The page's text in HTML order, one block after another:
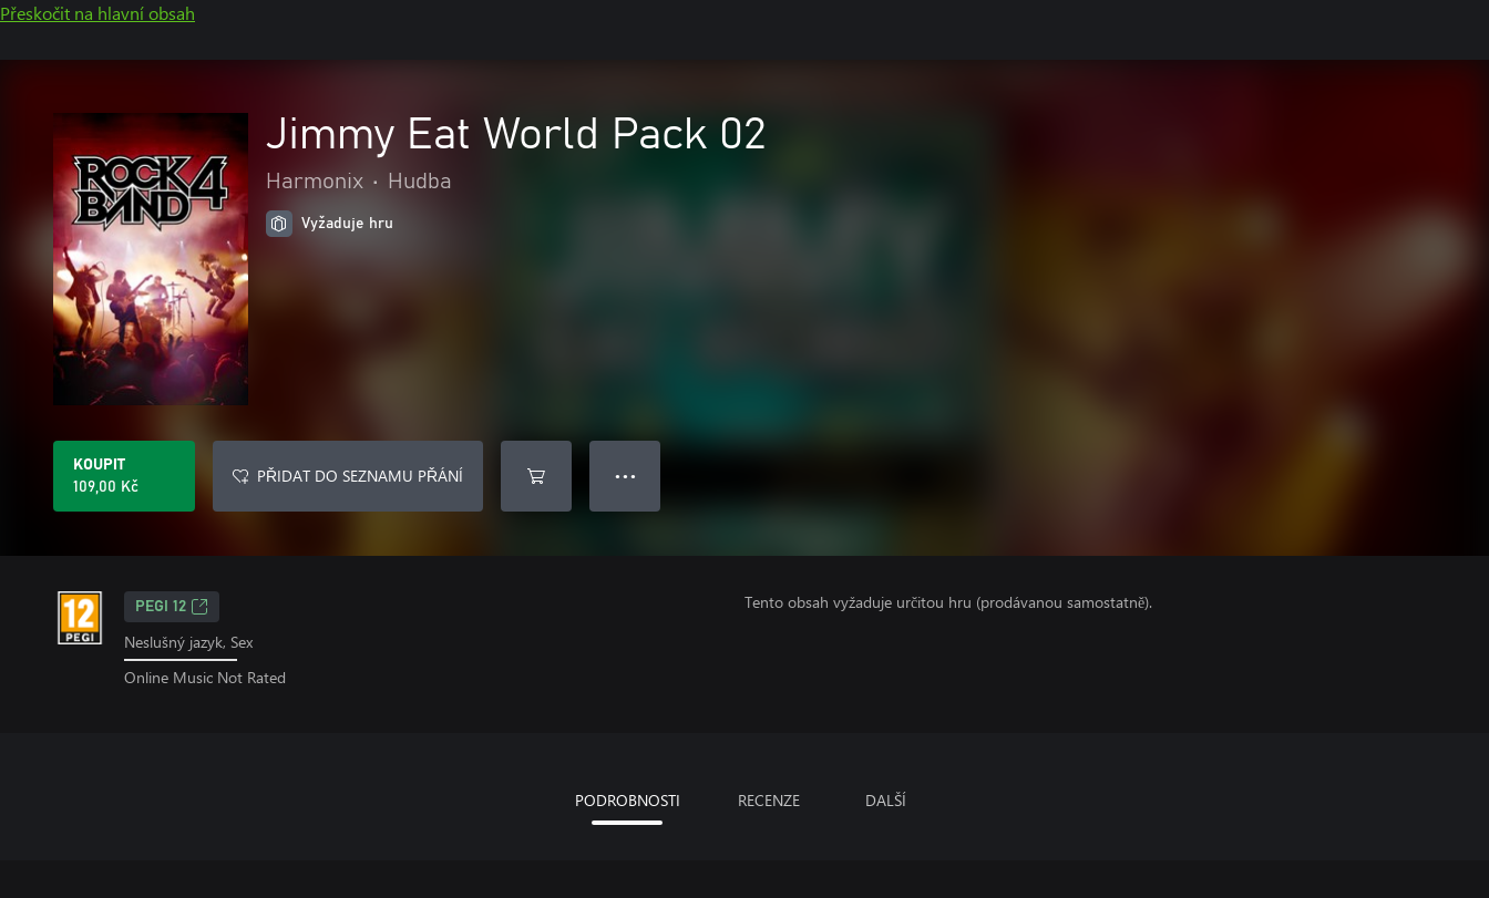
Přeskočit na hlavní obsah
Jimmy Eat World Pack 02
Harmonix • Hudba
Vyžaduje hru
KOUPIT
109,00 Kč
PŘIDAT DO SEZNAMU PŘÁNÍ ● ● ●
PEGI 12
Neslušný jazyk, Sex
Online Music Not Rated
Tento obsah vyžaduje určitou hru (prodávanou samostatně).
PODROBNOSTI RECENZE DALŠÍ